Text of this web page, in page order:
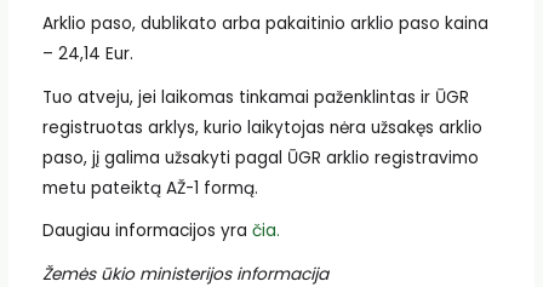
Arklio paso, dublikato arba pakaitinio arklio paso kaina
– 24,14 Eur.
Tuo atveju, jei laikomas tinkamai paženklintas ir ŪGR
registruotas arklys, kurio laikytojas nėra užsakęs arklio
paso, jį galima užsakyti pagal ŪGR arklio registravimo
metu pateiktą AŽ-1 formą.
Daugiau informacijos yra čia.
Žemės ūkio ministerijos informacija